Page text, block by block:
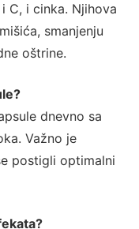
C, i cinka. Njihova
smanjenju
oštrine.
dnevno sa
Važno je
postigli optimalni